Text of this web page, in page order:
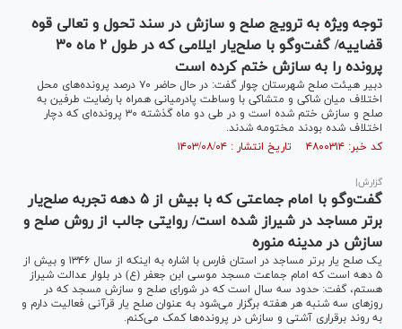
توجه ویژه به ترویج صلح و سازش در سند تحول و تعالی قوه
قضاییه/ گفت‌وگو با صلح‌یار ایلامی که در طول ۲ ماه ۳۰
پرونده را به سازش ختم کرده است
دبیر هیئت صلح شهرستان چوار گفت: در حال حاضر ۷۰ درصد پرونده‌های محل
اختلاف میان شاکی و متشاکی با وساطت پادرمیانی همراه با رضایت طرفین به
صلح و سازش ختم شده است و در طی دو ماه گذشته ۳۰ پرونده‌ای که دچار
اختلاف شده بودند مختومه شدند.
کد خبر: ۴۸۰۰۳۱۴ تاریخ انتشار : ۱۴۰۳/۰۸/۰۴
گزارش|
گفت‌وگو با امام جماعتی که با بیش از ۵ دهه تجربه صلح‌یار
برتر مساجد در شیراز شده است/ روایتی جالب از روش صلح و
سازش در مدینه منوره
یک صلح یار برتر مساجد در استان فارس با اشاره به اینکه از سال ۱۳۴۶ و بیش از
۵ دهه است که امام جماعت مسجد موسی ابن جعفر (ع) در بلوار عدالت شیراز
هستم، گفت: حدود سه سال است که در شورای صلح و سازش مسجد که در
روز‌های سه شنبه هر هفته برگزار می‌شود به عنوان صلح یار قرآنی فعالیت دارم و
به روند برقراری آشتی و سازش در پرونده‌ها کمک می‌کنم.